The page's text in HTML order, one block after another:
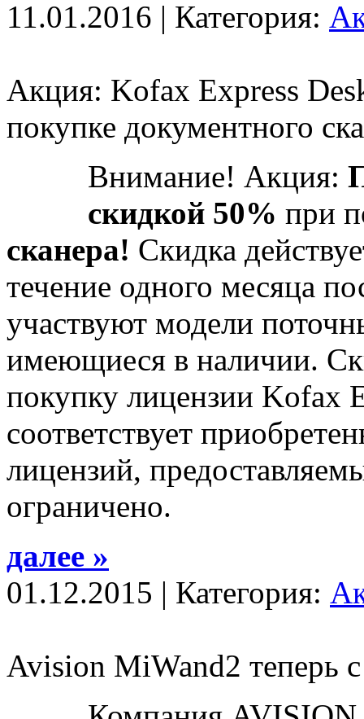
11.01.2016 | Категория:
Акция: Kofax Express
покупке документного
Внимание! Акция:
скидкой 50% при
сканера! Скидка
течение одного месяца
участвуют модели
имеющиеся в наличии.
покупку лицензии Kofax
соответствует
лицензий,
ограничено.
далее »
01.12.2015 | Категория:
Avision MiWand2 теперь